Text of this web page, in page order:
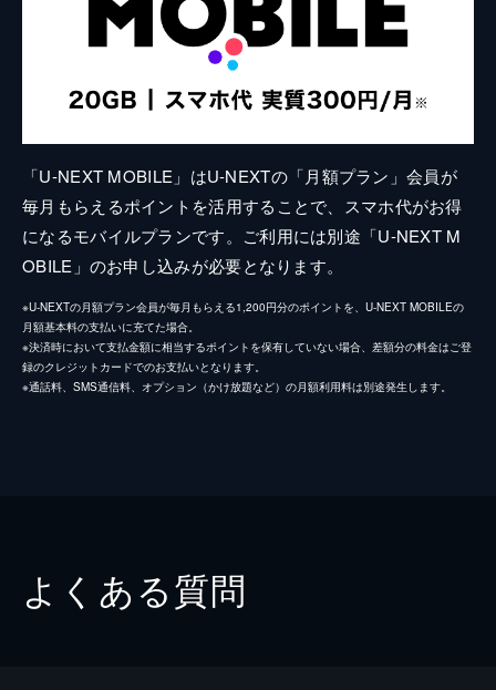
「U-NEXT MOBILE」はU-NEXTの「月額プラン」会員が
毎月もらえるポイントを活用することで、スマホ代がお得
になるモバイルプランです。ご利用には別途「U-NEXT M
OBILE」のお申し込みが必要となります。
※U-NEXTの月額プラン会員が毎月もらえる1,200円分のポイントを、U-NEXT MOBILEの
月額基本料の支払いに充てた場合。
※決済時において支払金額に相当するポイントを保有していない場合、差額分の料金はご登
録のクレジットカードでのお支払いとなります。
※通話料、SMS通信料、オプション（かけ放題など）の月額利用料は別途発生します。
よくある質問